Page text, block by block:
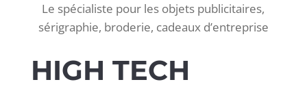
Le spécialiste pour les objets publicitaires,
sérigraphie, broderie, cadeaux d’entreprise
HIGH TECH